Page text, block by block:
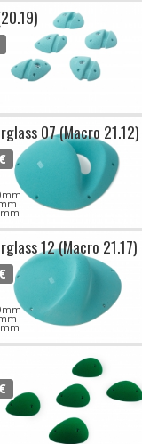
07 (Macro 21.12)
12 (Macro 21.17)